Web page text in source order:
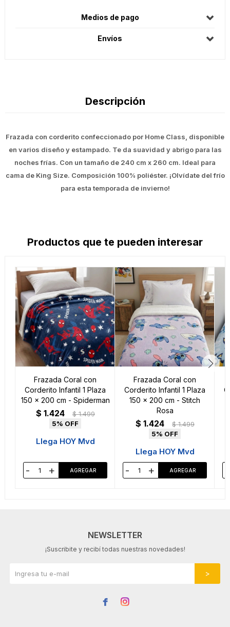
Medios de pago
Envíos
Descripción
Frazada con corderito confeccionado por Home Class, disponible
en varios diseño y estampado. Te da suavidad y abrigo para las
noches frías. Con un tamaño de 240 cm x 260 cm. Ideal para
cama de King Size. Composición 100% poliéster. ¡Olvídate del frío
para esta temporada de invierno!
Productos que te pueden interesar
Frazada Coral con
Corderito Infantil 1 Plaza
150 x 200 cm - Spiderman
$ 1.424 $ 1.499
5
Llega HOY Mvd
- +
Frazada Coral con
Corderito Infantil 1 Plaza
150 x 200 cm - Stitch
Rosa
$ 1.424 $ 1.499
5
Llega HOY Mvd
- +
NEWSLETTER
¡Suscribite y recibí todas nuestras novedades!
 